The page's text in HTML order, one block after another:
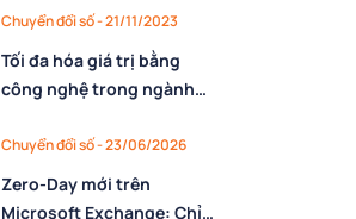
Chuyển đổi số - 21/11/2023
Tối đa hóa giá trị bằng
công nghệ trong ngành
Chuyển đổi số - 23/06/2026
Zero-Day mới trên
Microsoft Exchange: Chỉ